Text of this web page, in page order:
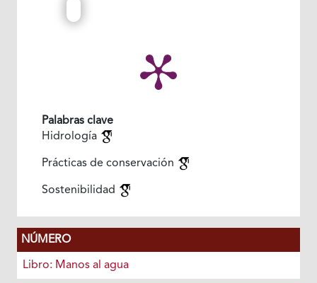
Palabras clave
Hidrología
Prácticas de conservación
Sostenibilidad
NÚMERO
Libro: Manos al agua